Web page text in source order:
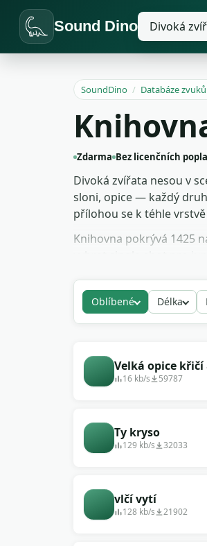
Sound Dino
SoundDino / Databáze zvuků
Zdarma Bez licenčních
Divoká zvířata nesou v
sloni, opice — každý
přílohou se k téhle
Knihovna pokrývá 1425
Oblíbené Délka
Velká opice křičí
16 kb/s 59787
Ty kryso
129 kb/s 32033
vlčí vytí
128 kb/s 21902